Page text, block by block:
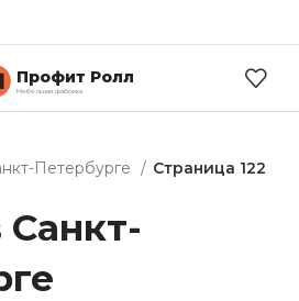
Профит Ролл
Мебельная фабрика
Петербурге Страница 122